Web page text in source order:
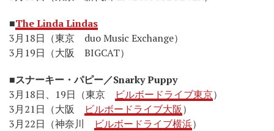
■The Linda Lindas
3月18日（東京 duo Music Exchange）
3月19日（大阪 BIGCAT）
■スナーキー・パピー／Snarky Puppy
3月18日、19日（東京
ビルボードライブ東京）
3月21日（大阪
ビルボードライブ大阪）
3月22日（神奈川
ビルボードライブ横浜）